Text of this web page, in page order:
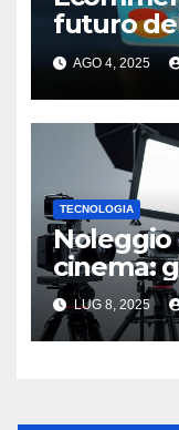
futuro
AGO 4, 2025
TECNOLOGIA
cinema:
una
LUG 8, 2025